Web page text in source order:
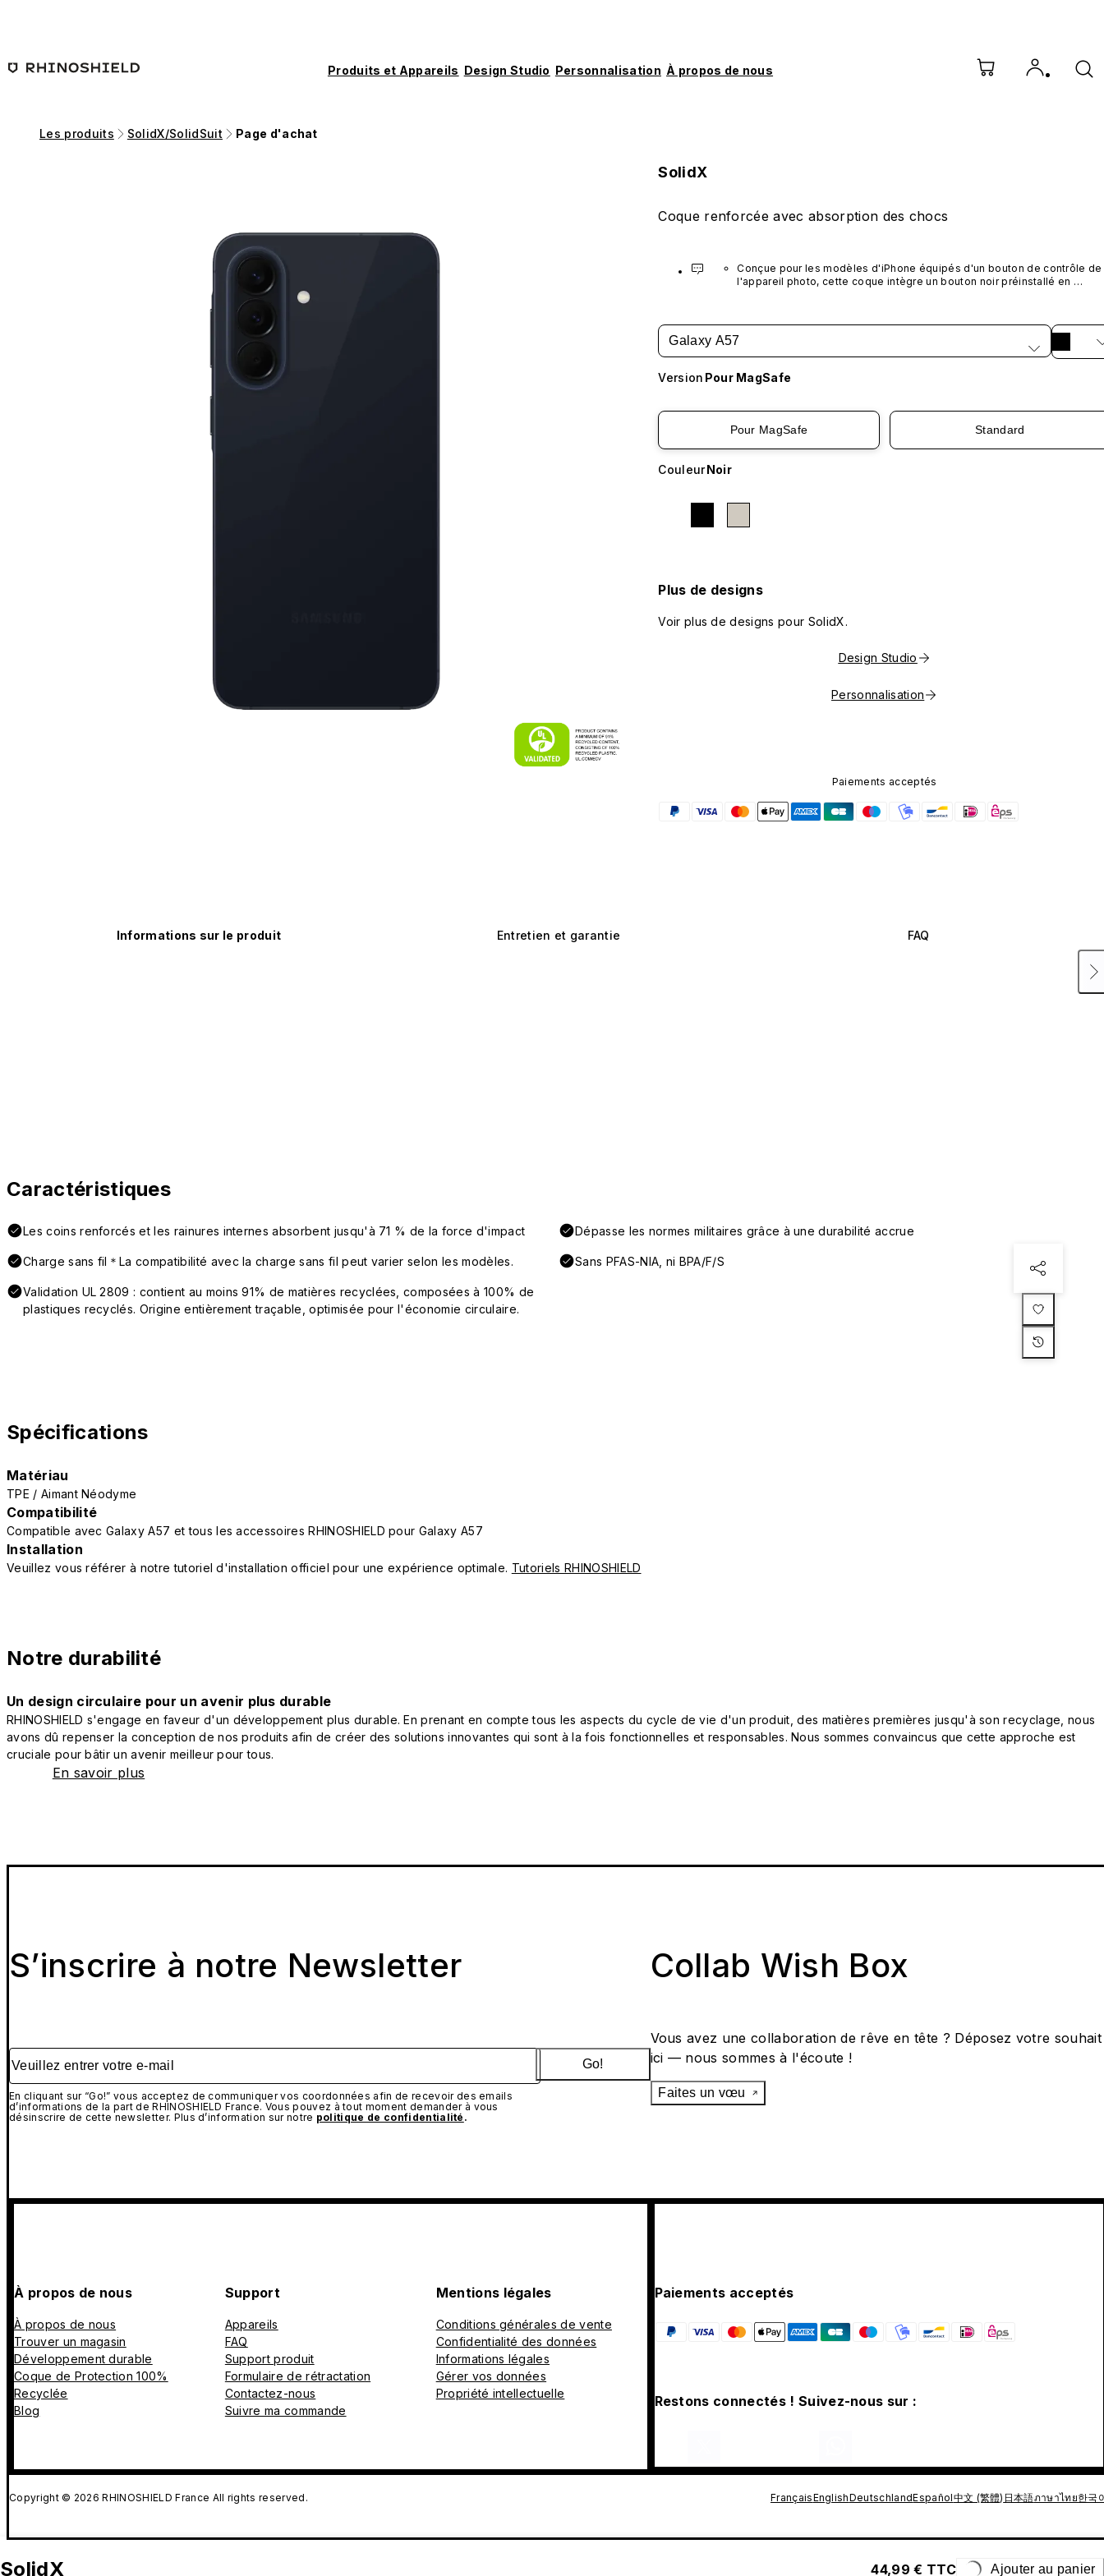
Produits et Appareils Design Studio Personnalisation À propos de nous
Les produits SolidX/SolidSuit Page d'achat
SolidX
Coque renforcée avec absorption des chocs
Conçue pour les modèles d'iPhone équipés d'un bouton de contrôle de
l'appareil photo, cette coque intègre un bouton noir préinstallé en
Galaxy A57
Version Pour MagSafe
Pour MagSafe Standard
CouleurNoir
Plus de designs
Voir plus de designs pour SolidX.
Design Studio
Personnalisation
Paiements acceptés
Informations sur le produit Entretien et garantie FAQ
Caractéristiques
Les coins renforcés et les rainures internes absorbent jusqu'à 71 % de la force d'impact Dépasse les normes militaires grâce à une durabilité accrue
Charge sans fil＊La compatibilité avec la charge sans fil peut varier selon les modèles. Sans PFAS-NIA, ni BPA/F/S
Validation UL 2809 : contient au moins 91% de matières recyclées, composées à 100% de
plastiques recyclés. Origine entièrement traçable, optimisée pour l'économie circulaire.
Spécifications
Matériau
TPE / Aimant Néodyme
Compatibilité
Compatible avec Galaxy A57 et tous les accessoires RHINOSHIELD pour Galaxy A57
Installation
Veuillez vous référer à notre tutoriel d'installation officiel pour une expérience optimale. Tutoriels RHINOSHIELD
Notre durabilité
Un design circulaire pour un avenir plus durable
RHINOSHIELD s'engage en faveur d'un développement plus durable. En prenant en compte tous les aspects du cycle de vie d'un produit, des matières premières jusqu'à son recyclage, nous
avons dû repenser la conception de nos produits afin de créer des solutions innovantes qui sont à la fois fonctionnelles et responsables. Nous sommes convaincus que cette approche est
cruciale pour bâtir un avenir meilleur pour tous.
En savoir plus
44,99 € TTC Ajouter au panier
SolidX
S’inscrire à notre Newsletter
Veuillez entrer votre e-mail
En cliquant sur “Go!” vous acceptez de communiquer vos coordonnées afin de recevoir des emails
d’informations de la part de RHINOSHIELD France. Vous pouvez à tout moment demander à vous
désinscrire de cette newsletter. Plus d’information sur notre politique de confidentialité .
Go!
Collab Wish Box
Vous avez une collaboration de rêve en tête ? Déposez votre souhait
ici — nous sommes à l'écoute !
Faites un vœu
À propos de nous
À propos de nous
Trouver un magasin
Développement durable
Coque de Protection 100%
Recyclée
Blog
Support
Appareils
FAQ
Support produit
Formulaire de rétractation
Contactez-nous
Suivre ma commande
Mentions légales
Conditions générales de vente
Confidentialité des données
Informations légales
Gérer vos données
Propriété intellectuelle
Paiements acceptés
Restons connectés ! Suivez-nous sur :
FrançaisEnglishDeutschlandEspañol中文 (繁體) 日本語ภาษาไทย한국
Copyright © 2026 RHINOSHIELD France All rights reserved.